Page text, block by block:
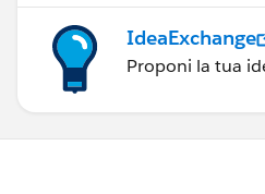
IdeaExchange
Proponi la tua